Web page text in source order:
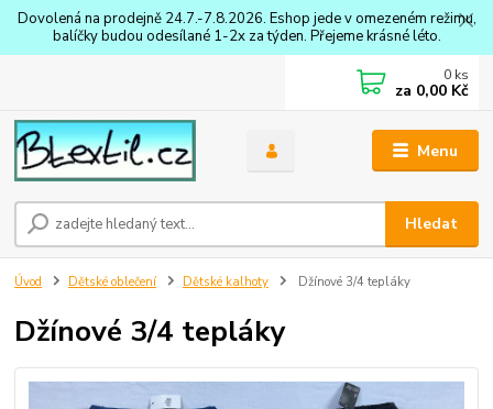
Dovolená na prodejně 24.7.-7.8.2026. Eshop jede v omezeném režimu,
balíčky budou odesílané 1-2x za týden. Přejeme krásné léto.
Menu
Hledat
0 ks
za 0,00 Kč
Úvod Dětské oblečení Dětské kalhoty Džínové 3/4 tepláky
Džínové 3/4 tepláky